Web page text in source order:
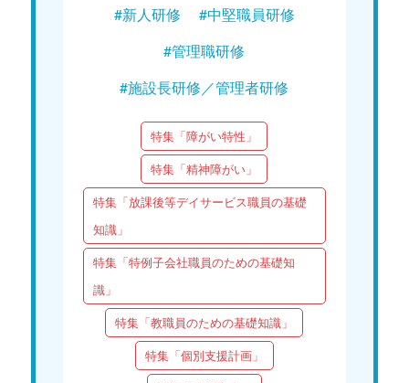
#新人研修
#中堅職員研修
#管理職研修
#施設長研修／管理者研修
特集「障がい特性」
特集「精神障がい」
特集「放課後等デイサービス職員の基礎
知識」
特集「特例子会社職員のための基礎知
識」
特集「教職員のための基礎知識」
特集「個別支援計画」